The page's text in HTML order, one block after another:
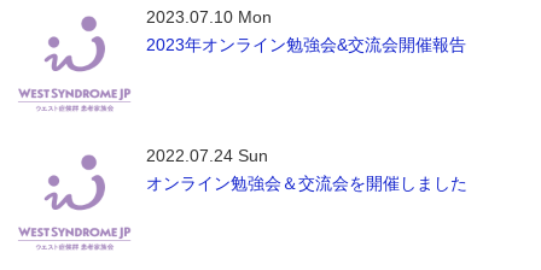
2023.07.10 Mon
2023年オンライン勉強会&交流会開催報告
2022.07.24 Sun
オンライン勉強会＆交流会を開催しました